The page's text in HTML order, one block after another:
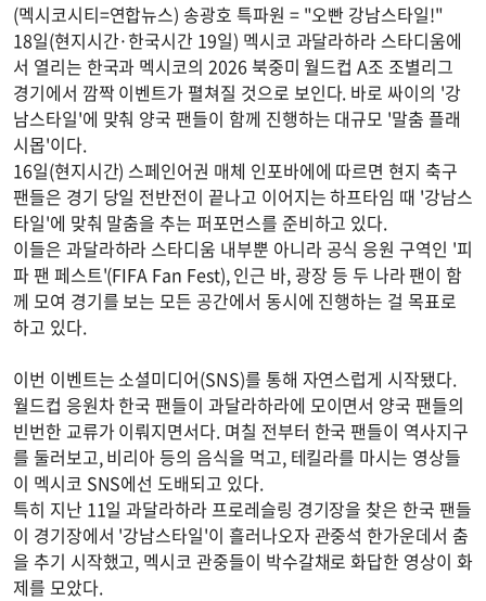
(멕시코시티=연합뉴스) 송광호 특파원 = "오빤 강남스타일!"
18일(현지시간·한국시간 19일) 멕시코 과달라하라 스타디움에
서 열리는 한국과 멕시코의 2026 북중미 월드컵 A조 조별리그
경기에서 깜짝 이벤트가 펼쳐질 것으로 보인다. 바로 싸이의 '강
남스타일'에 맞춰 양국 팬들이 함께 진행하는 대규모 '말춤 플래
시몹'이다.
16일(현지시간) 스페인어권 매체 인포바에에 따르면 현지 축구
팬들은 경기 당일 전반전이 끝나고 이어지는 하프타임 때 '강남스
타일'에 맞춰 말춤을 추는 퍼포먼스를 준비하고 있다.
이들은 과달라하라 스타디움 내부뿐 아니라 공식 응원 구역인 '피
파 팬 페스트'(FIFA Fan Fest), 인근 바, 광장 등 두 나라 팬이 함
께 모여 경기를 보는 모든 공간에서 동시에 진행하는 걸 목표로
하고 있다.
이번 이벤트는 소셜미디어(SNS)를 통해 자연스럽게 시작됐다.
월드컵 응원차 한국 팬들이 과달라하라에 모이면서 양국 팬들의
빈번한 교류가 이뤄지면서다. 며칠 전부터 한국 팬들이 역사지구
를 둘러보고, 비리아 등의 음식을 먹고, 테킬라를 마시는 영상들
이 멕시코 SNS에선 도배되고 있다.
특히 지난 11일 과달라하라 프로레슬링 경기장을 찾은 한국 팬들
이 경기장에서 '강남스타일'이 흘러나오자 관중석 한가운데서 춤
을 추기 시작했고, 멕시코 관중들이 박수갈채로 화답한 영상이 화
제를 모았다.